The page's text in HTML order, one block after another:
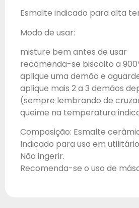
Esmalte indicado para alta
Modo de usar:
misture bem antes de usar
recomenda-se biscoito a
aplique uma demão e
aplique mais 2 a 3 demãos
(sempre lembrando de
queime na temperatura
Composição: Esmalte
Indicado para uso em
Não ingerir.
Recomenda-se o uso de